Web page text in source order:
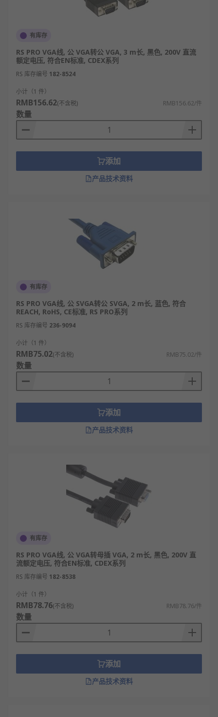
小时内发货，线上下单满额免运费。
有库存
RS PRO VGA线, 公 VGA转公 VGA, 3 m长, 黑色, 200V 直流
额定电压, 符合EN标准, CDEX系列
RS 库存编号 182-8524
小计（1 件）
RMB156.62(不含税) RMB156.62/件
数量
添加
产品技术资料
有库存
RS PRO VGA线, 公 SVGA转公 SVGA, 2 m长, 蓝色, 符合
REACH, RoHS, CE标准, RS PRO系列
RS 库存编号 236-9094
小计（1 件）
RMB75.02(不含税) RMB75.02/件
数量
添加
产品技术资料
有库存
RS PRO VGA线, 公 VGA转母插 VGA, 2 m长, 黑色, 200V 直
流额定电压, 符合EN标准, CDEX系列
RS 库存编号 182-8538
小计（1 件）
RMB78.76(不含税) RMB78.76/件
数量
添加
产品技术资料